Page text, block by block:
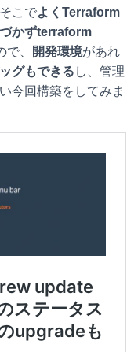
そこでよくTerraform
かずterraform
、 開発環境があれ
グもできる し、管理
今回構築をしてみま